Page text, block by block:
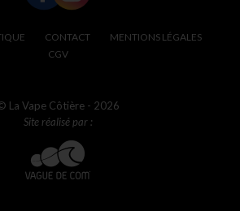
CONTACT
MENTIONS LÉGALES
CGV
La Vape Côtière - 2026
Site réalisé par :